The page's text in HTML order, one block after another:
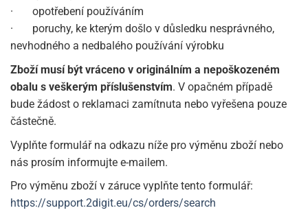
· opotřebení používáním
· poruchy, ke kterým došlo v důsledku nesprávného,
nevhodného a nedbalého používání výrobku
Zboží musí být vráceno v originálním a nepoškozeném
obalu s veškerým příslušenstvím. V opačném případě
bude žádost o reklamaci zamítnuta nebo vyřešena pouze
částečně.
Vyplňte formulář na odkazu níže pro výměnu zboží nebo
nás prosím informujte e-mailem.
Pro výměnu zboží v záruce vyplňte tento formulář:
https://support.2digit.eu/cs/orders/search